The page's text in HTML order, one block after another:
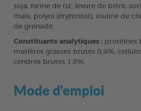
soja, farine de riz, levure de bière,
maïs, polyol (éryhtritol), inuline de
de grenade.
Constituants analytiques : protéines
matières grasses brutes 0,9%,
cendres brutes 1,8%.
Mode d'emploi